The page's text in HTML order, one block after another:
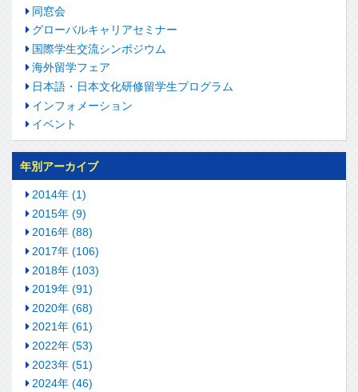
同窓会
グローバルキャリアセミナー
国際学生交流シンポジウム
海外留学フェア
日本語・日本文化研修留学生プログラム
インフォメーション
イベント
年別アーカイブ
2014年 (1)
2015年 (9)
2016年 (88)
2017年 (106)
2018年 (103)
2019年 (91)
2020年 (68)
2021年 (61)
2022年 (53)
2023年 (51)
2024年 (46)